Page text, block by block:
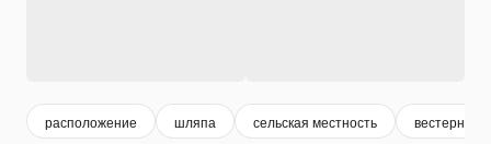
расположение шляпа сельская местность вестерн